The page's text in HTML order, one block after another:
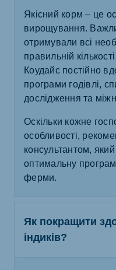
Якісний корм – це
вирощування.
отримували всі
правильній
Коудайс постійно
програми годівлі,
дослідження та
Оскільки кожне
особливості,
консультантом,
оптимальну
ферми.
Як покращити
індиків?